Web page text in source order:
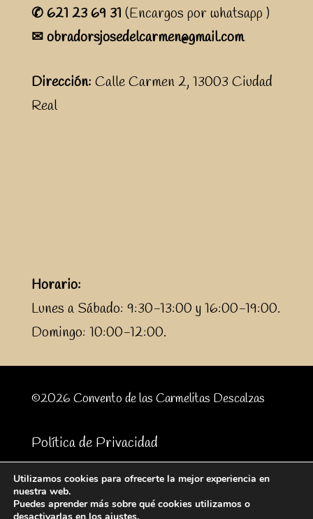
✆ 621 23 69 31 (Encargos por whatsapp )
✉ obradorsjosedelcarmen@gmail.com
Dirección: Calle Carmen 2, 13003 Ciudad
Real
Horario:
Lunes a Sábado: 9:30-13:00 y 16:00-19:00.
Domingo: 10:00-12:00.
©2026 Convento de las Carmelitas Descalzas
Política de Privacidad
Realizado:
Utilizamos cookies para ofrecerte la mejor experiencia en
nuestra web.
Puedes aprender más sobre qué cookies utilizamos o